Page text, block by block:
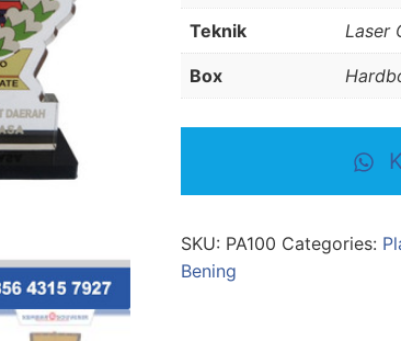
Teknik Laser
Box
SKU: PA100 Categories:
Bening